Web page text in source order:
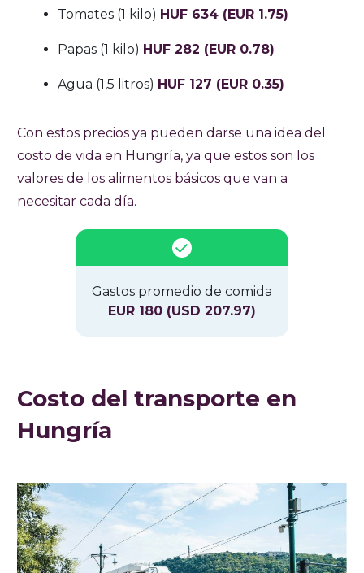
Tomates (1 kilo) HUF 634 (EUR 1.75)
Papas (1 kilo) HUF 282 (EUR 0.78)
Agua (1,5 litros) HUF 127 (EUR 0.35)
Con estos precios ya pueden darse una idea del
costo de vida en Hungría, ya que estos son los
valores de los alimentos básicos que van a
necesitar cada día.
Gastos promedio de comida
EUR 180 (USD 207.97)
Costo del transporte en
Hungría